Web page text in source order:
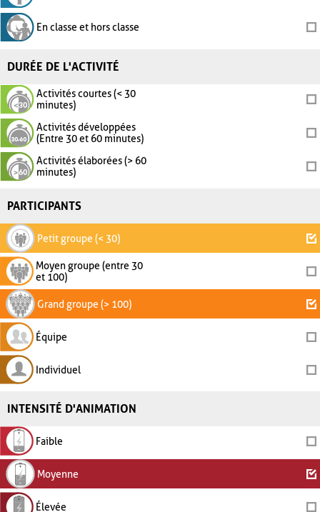
En classe et hors classe
DURÉE DE L'ACTIVITÉ
Activités courtes (< 30
minutes)
Activités développées
(Entre 30 et 60 minutes)
Activités élaborées (> 60
minutes)
PARTICIPANTS
Petit groupe (< 30)
Moyen groupe (entre 30
et 100)
Grand groupe (> 100)
Équipe
Individuel
INTENSITÉ D'ANIMATION
Faible
Moyenne
Élevée